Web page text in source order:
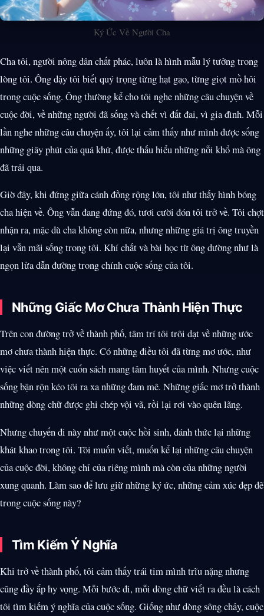
Ký Ức Về Người Cha
Cha tôi, người nông dân chất phác, luôn là hình mẫu lý tưởng trong
lòng tôi. Ông dậy tôi biết quý trọng từng hạt gạo, từng giọt mồ hôi
trong cuộc sống. Ông thường kể cho tôi nghe những câu chuyện về
cuộc đời, về những người đã sống và chết vì đất đai, vì gia đình. Mỗi
lần nghe những câu chuyện ấy, tôi lại cảm thấy như mình được sống
những giây phút của quá khứ, được thấu hiểu những nỗi khổ mà ông
đã trải qua.
Giờ đây, khi đứng giữa cánh đồng rộng lớn, tôi như thấy hình bóng
cha hiện về. Ông vẫn đang đứng đó, tươi cười đón tôi trở về. Tôi chợt
nhận ra, mặc dù cha không còn nữa, nhưng những giá trị ông truyền
lại vẫn mãi sống trong tôi. Khí chất và bài học từ ông dường như là
ngọn lửa dẫn đường trong chính cuộc sống của tôi.
Những Giấc Mơ Chưa Thành Hiện Thực
Trên con đường trở về thành phố, tâm trí tôi trôi dạt về những ước
mơ chưa thành hiện thực. Có những điều tôi đã từng mơ ước, như
việc viết nên một cuốn sách mang tâm huyết của mình. Nhưng cuộc
sống bận rộn kéo tôi ra xa những đam mê. Những giấc mơ trở thành
những dòng chữ được ghi chép vội vã, rồi lại rơi vào quên lãng.
Nhưng chuyến đi này như một cuộc hồi sinh, đánh thức lại những
khát khao trong tôi. Tôi muốn viết, muốn kể lại những câu chuyện
của cuộc đời, không chỉ của riêng mình mà còn của những người
xung quanh. Làm sao để lưu giữ những ký ức, những cảm xúc đẹp đẽ
trong cuộc sống này?
Tìm Kiếm Ý Nghĩa
Khi trở về thành phố, tôi cảm thấy trái tim mình trĩu nặng nhưng
cũng đầy ắp hy vọng. Mỗi bước đi, mỗi dòng chữ viết ra đều là cách
tôi tìm kiếm ý nghĩa của cuộc sống. Giống như dòng sông chảy, cuộc